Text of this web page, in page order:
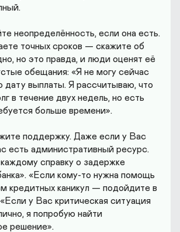
неопределённость, если она есть.
точных сроков — скажите об
но это правда, и люди оценят её
обещания: «Я не могу сейчас
дату выплаты. Я рассчитываю, что
в течение двух недель, но есть
больше времени».
поддержку. Даже если у Вас
есть административный ресурс.
справку о задержке
«Если кому-то нужна помощь
кредитных каникул — подойдите в
у Вас критическая ситуация
я попробую найти
решение».